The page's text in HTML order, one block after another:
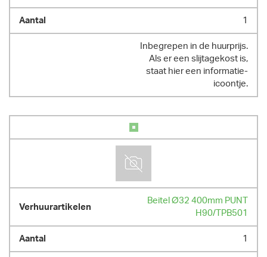
1
Inbegrepen in de huurprijs.
Als er een slijtagekost is,
staat hier een informatie-
icoontje.
Beitel Ø32 400mm PUNT
H90/TPB501
1